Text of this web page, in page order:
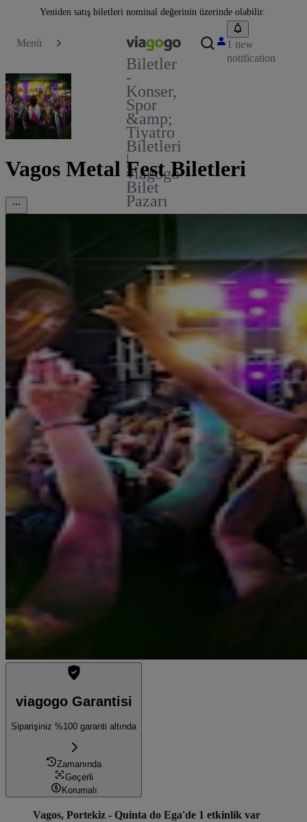
Yeniden satış biletleri nominal değerinin üzerinde olabilir.
Menü
Biletler
-
Konser,
Spor
&amp;
Tiyatro
Biletleri
|
viagogo
Bilet
Pazarı
1 new
notification
Vagos Metal Fest Biletleri
viagogo Garantisi
Siparişiniz %100 garanti altında
Zamanında
Geçerli
Korumalı
Vagos, Portekiz - Quinta do Ega'de 1 etkinlik var